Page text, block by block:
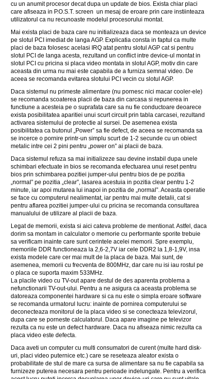
cu un anumit procesor decat dupa un update de bios. Exista chiar placi
care afiseaza in P.O.S.T. screen un mesaj de eroare prin care instiinteaza
utilizatorul ca nu recunoaste modelul procesorului montat.
Mai exista placi de baza care nu initializeaza daca se monteaza un device
pe slotul PCI imediat de langa AGP. Explicatia consta in faptul ca multe
placi de baza folosesc acelasi IRQ atat pentru slotul AGP cat si pentru
slotul PCI de langa acesta, rezultand un conflict intre device-ul montat in
slotul PCI cu pricina si placa video montata in slotul AGP, motiv din care
aceasta din urma nu mai este capabila de a furniza semnal video. De
aceea se recomanda evitarea slotului PCI vecin cu slotul AGP.
Daca sistemul nu primeste alimentare (nu pornesc nici macar cooler-ele)
se recomanda scoaterea placii de baza din carcasa si repunerea in
functiune a acesteia pe o suprafata care sa nu fie conductoare deoarece
exista posibilitatea aparitiei unui scurt circuit prin tabla carcasei, rezultand
activarea sistemului de protectie al sursei. De asemenea exista
posibilitatea ca butonul „Power” sa fie defect, de aceea se recomanda sa
se incerce o pornire printr-un simplu scurt de 1-2 secunde cu un obiect
metalic intre cei 2 pini pentru „power on” ai placii de baza.
Daca sistemul refuza sa mai initializeze sau devine instabil dupa unele
schimbari efectuate in bios se recomanda efectuarea unui reset pentru
bios prin schimbarea pozitiei jumper-ului pentru bios de pe pozitia
„normal” pe pozitia „clear”, lasarea acestuia in pozitia clear pentru 1-2
minute, iar apoi mutarea lui inapoi in pozitia de „normal”. Aceasta operatie
se face cu computerul nealimentat, iar pentru mai multe detalii, cat si
pentru aflarea pozitiei jumper-ului cu pricina se recomanda consultarea
manualului de utilizare al placii de baza.
Legat de memorii, exista si aici cateva probleme de mentionat. Astfel, daca
dorim sa montam in calculator o memorie cu performante sporite trebuie
sa verificam inainte care sunt cerintele acelei memorii. Spre exemplu,
memoriile DDR functioneaza la 2,6-2,7V iar cele DDR2 la 1,8-1,9V, insa
exista modele care cer mai mult de la placa de baza. Mai sunt, de
asemenea, memorii cu frecventa de 800MHz, dar care nu isi iau rostul pe
o placa ce suporta maxim 533MHz.
La placile video cu TV-out apare destul de des aparenta problema a
nefunctionarii TV-out-ului. Pentru a ne asigura ca aceasta problema se
datoreaza componentei hardware si ca nu este o simpla eroare software
se recomanda urmatorul lucru: inainte de pornirea computerului se
deconecteaza monitorul de la placa video si se conecteaza televizorul,
dupa care se porneste calculatorul. Daca apare imagine pe televizor
rezulta ca nu este un defect hardware. Daca nu afiseaza nimic rezulta ca
placa video este defecta.
Daca aveti un computer cu multi consumatori de curent (multe hard disk-
uri, placi video puternice etc.) care se reseteaza aleator exista o
probabilitate de stul de mare ca sursa de alimentare sa nu fie capabila sa
furnizeze puterea necesara pentru perioade indelungate. Pentru a verifica